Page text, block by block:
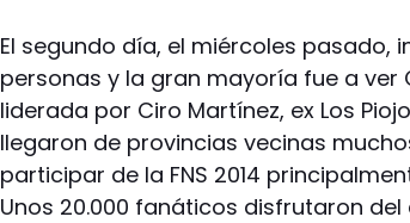
El segundo día, el miércoles pasado,
personas y la gran mayoría fue a ver
liderada por Ciro Martínez, ex Los
llegaron de provincias vecinas
participar de la FNS 2014
Unos 20.000 fanáticos disfrutaron